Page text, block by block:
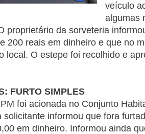
veículo
algumas
proprietário da sorveteria
200 reais em dinheiro e que no
local. O estepe foi recolhido e
FURTO SIMPLES
foi acionada no Conjunto
solicitante informou que fora
em dinheiro. Informou ainda